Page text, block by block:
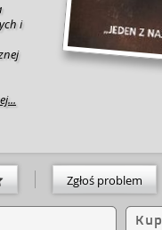
i
Zgłoś problem
Kup